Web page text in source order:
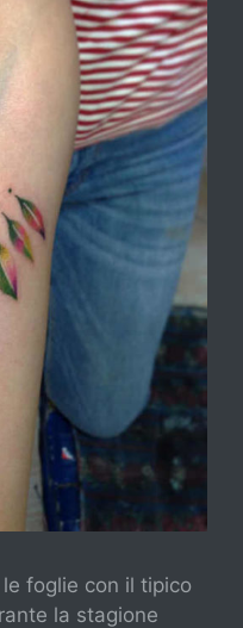
foglie con il tipico
la stagione